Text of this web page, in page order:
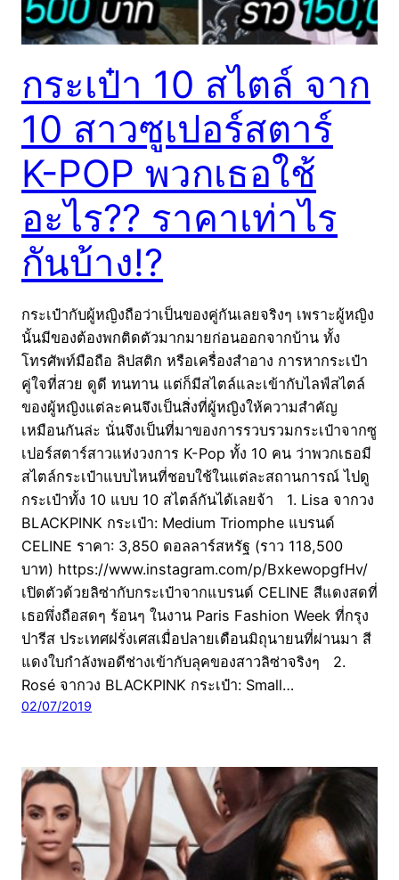
กระเป๋า 10 สไตล์ จาก
10 สาวซูเปอร์สตาร์
K-POP พวกเธอใช้
อะไร?? ราคาเท่าไร
กันบ้าง!?
กระเป๋ากับผู้หญิงถือว่าเป็นของคู่กันเลยจริงๆ เพราะผู้หญิง
นั้นมีของต้องพกติดตัวมากมายก่อนออกจากบ้าน ทั้ง
โทรศัพท์มือถือ ลิปสติก หรือเครื่องสำอาง การหากระเป๋า
คู่ใจที่สวย ดูดี ทนทาน แต่ก็มีสไตล์และเข้ากับไลฟ์สไตล์
ของผู้หญิงแต่ละคนจึงเป็นสิ่งที่ผู้หญิงให้ความสำคัญ
เหมือนกันล่ะ นั่นจึงเป็นที่มาของการรวบรวมกระเป๋าจากซู
เปอร์สตาร์สาวแห่งวงการ K-Pop ทั้ง 10 คน ว่าพวกเธอมี
สไตล์กระเป๋าแบบไหนที่ชอบใช้ในแต่ละสถานการณ์ ไปดู
กระเป๋าทั้ง 10 แบบ 10 สไตล์กันได้เลยจ้า 1. Lisa จากวง
BLACKPINK กระเป๋า: Medium Triomphe แบรนด์
CELINE ราคา: 3,850 ดอลลาร์สหรัฐ (ราว 118,500
บาท) https://www.instagram.com/p/BxkewopgfHv/
เปิดตัวด้วยลิซ่ากับกระเป๋าจากแบรนด์ CELINE สีแดงสดที่
เธอพึ่งถือสดๆ ร้อนๆ ในงาน Paris Fashion Week ที่กรุง
ปารีส ประเทศฝรั่งเศสเมื่อปลายเดือนมิถุนายนที่ผ่านมา สี
แดงใบกำลังพอดีช่างเข้ากับลุคของสาวลิซ่าจริงๆ 2.
Rosé จากวง BLACKPINK กระเป๋า: Small…
02/07/2019